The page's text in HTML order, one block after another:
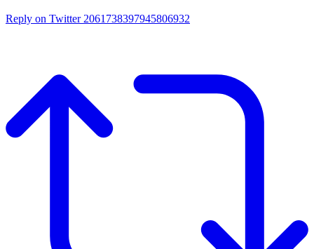
Reply on Twitter 2061738397945806932